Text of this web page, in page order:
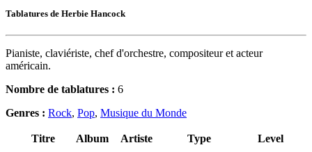
Tablatures de Herbie Hancock
Pianiste, claviériste, chef d'orchestre, compositeur et acteur
américain.
Nombre de tablatures : 6
Genres : Rock, Pop, Musique du Monde
Titre Album Artiste Type
Level